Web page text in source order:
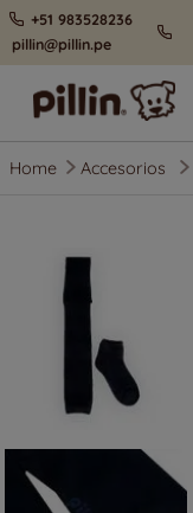
+51 983528236
pillin@pillin.pe
Accesorios